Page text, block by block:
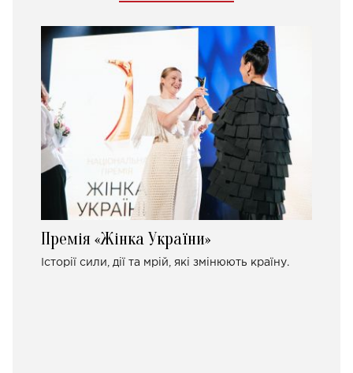
Премія «Жінка України»
Історії сили, дії та мрій, які змінюють країну.